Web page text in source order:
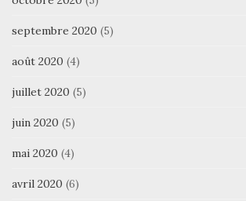
septembre 2020 (5)
août 2020 (4)
juillet 2020 (5)
juin 2020 (5)
mai 2020 (4)
avril 2020 (6)